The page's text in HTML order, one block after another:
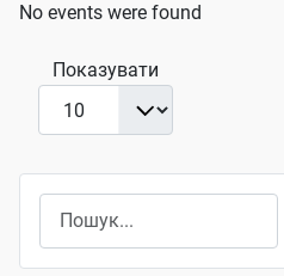
No events were found
Показувати